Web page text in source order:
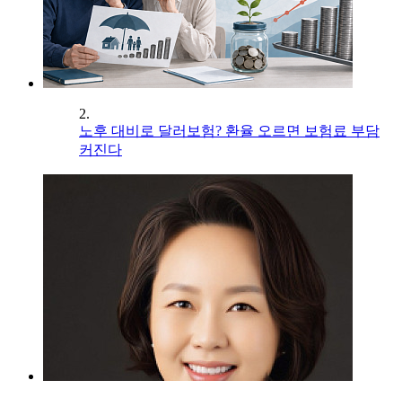
2.
노후 대비로 달러보험? 환율 오르면 보험료 부담
커진다